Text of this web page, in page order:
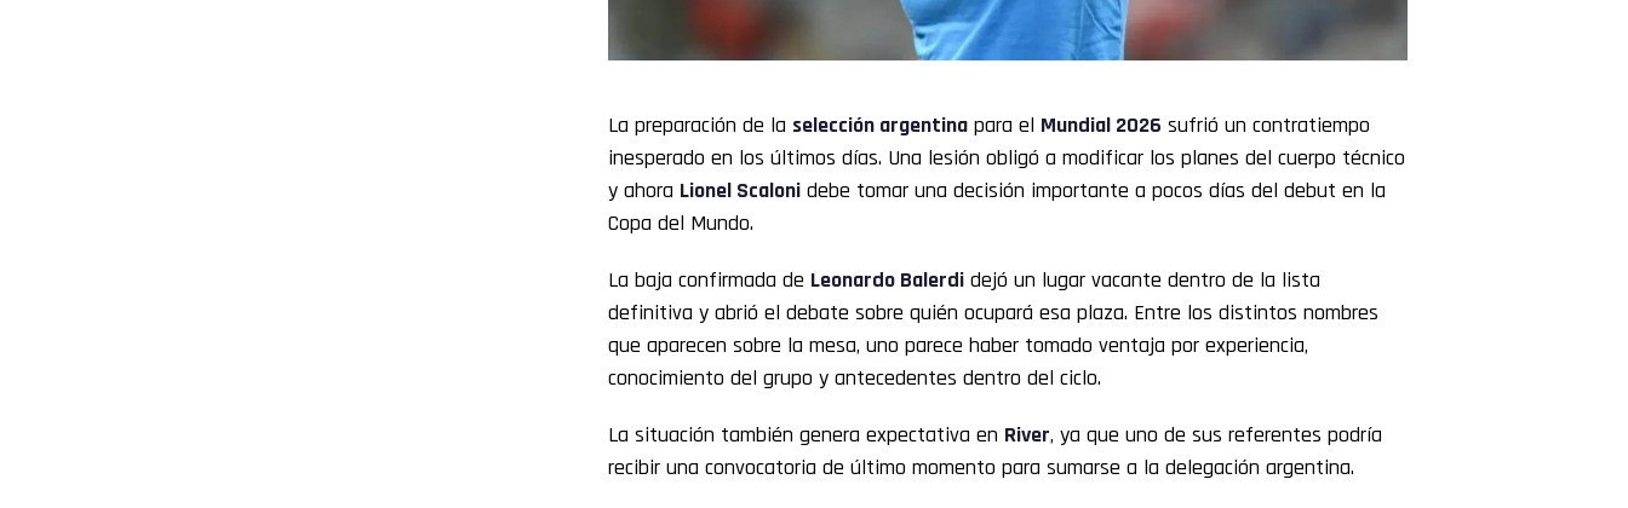
La preparación de la selección argentina para el Mundial 2026 sufrió un contratiempo
inesperado en los últimos días. Una lesión obligó a modificar los planes del cuerpo técnico
y ahora Lionel Scaloni debe tomar una decisión importante a pocos días del debut en la
Copa del Mundo.
La baja confirmada de Leonardo Balerdi dejó un lugar vacante dentro de la lista
definitiva y abrió el debate sobre quién ocupará esa plaza. Entre los distintos nombres
que aparecen sobre la mesa, uno parece haber tomado ventaja por experiencia,
conocimiento del grupo y antecedentes dentro del ciclo.
La situación también genera expectativa en River, ya que uno de sus referentes podría
recibir una convocatoria de último momento para sumarse a la delegación argentina.